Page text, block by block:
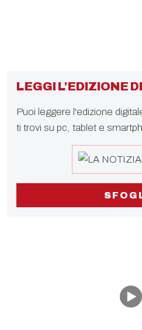
LEGGI L'EDIZIONE
Puoi leggere l'edizione
ti trovi su pc, tablet e